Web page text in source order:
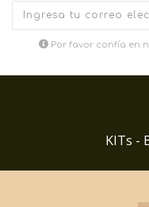
Por favor confía en
KITs -